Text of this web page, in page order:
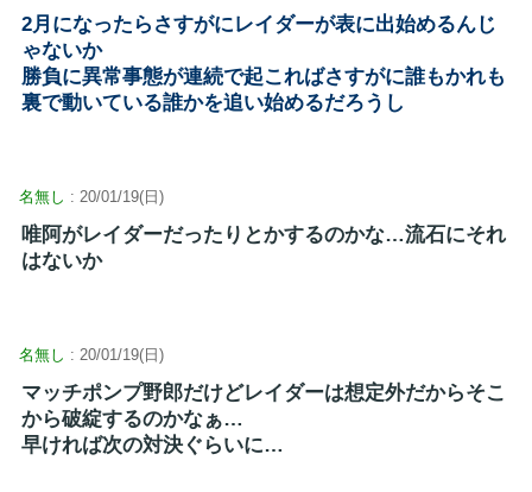
2月になったらさすがにレイダーが表に出始めるんじ
ゃないか
勝負に異常事態が連続で起こればさすがに誰もかれも
裏で動いている誰かを追い始めるだろうし
名無し : 20/01/19(日)
唯阿がレイダーだったりとかするのかな…流石にそれ
はないか
名無し : 20/01/19(日)
マッチポンプ野郎だけどレイダーは想定外だからそこ
から破綻するのかなぁ…
早ければ次の対決ぐらいに…